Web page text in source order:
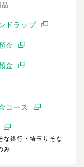
品
ドラップ
金
金
コース
な銀行・埼玉りそな
み